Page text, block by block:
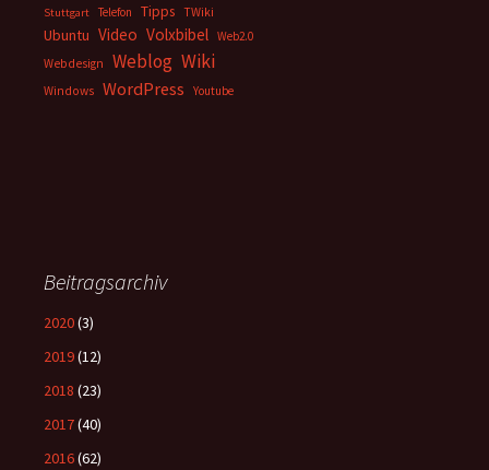
Stuttgart
Telefon Tipps TWiki
Ubuntu Video Volxbibel Web2.0
Webdesign
Weblog Wiki
Windows WordPress Youtube
Beitragsarchiv
2020(3)
2019(12)
2018 (23)
2017(40)
2016(62)